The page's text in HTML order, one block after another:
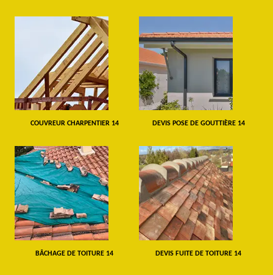
COUVREUR CHARPENTIER 14 DEVIS POSE DE GOUTTIÈRE 14
BÂCHAGE DE TOITURE 14 DEVIS FUITE DE TOITURE 14